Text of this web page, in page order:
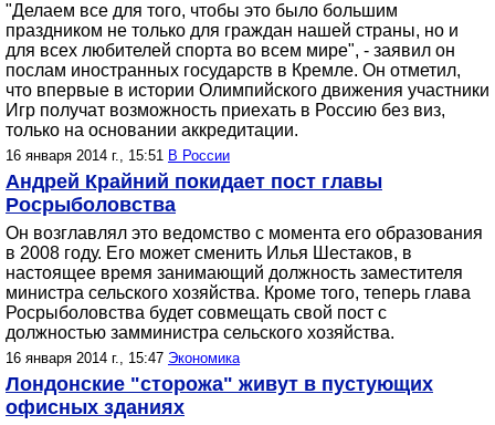
"Делаем все для того, чтобы это было большим
праздником не только для граждан нашей страны, но и
для всех любителей спорта во всем мире", - заявил он
послам иностранных государств в Кремле. Он отметил,
что впервые в истории Олимпийского движения участники
Игр получат возможность приехать в Россию без виз,
только на основании аккредитации.
16 января 2014 г., 15:51 В России
Андрей Крайний покидает пост главы
Росрыболовства
Он возглавлял это ведомство с момента его образования
в 2008 году. Его может сменить Илья Шестаков, в
настоящее время занимающий должность заместителя
министра сельского хозяйства. Кроме того, теперь глава
Росрыболовства будет совмещать свой пост с
должностью замминистра сельского хозяйства.
16 января 2014 г., 15:47 Экономика
Лондонские "сторожа" живут в пустующих
офисных зданиях